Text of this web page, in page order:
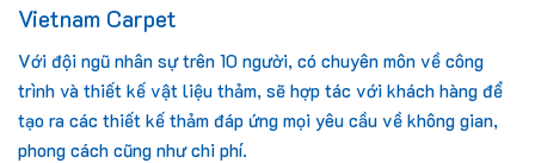
Vietnam Carpet
Với đội ngũ nhân sự trên 10 người, có chuyên môn về công
trình và thiết kế vật liệu thảm, sẽ hợp tác với khách hàng để
tạo ra các thiết kế thảm đáp ứng mọi yêu cầu về không gian,
phong cách cũng như chi phí.